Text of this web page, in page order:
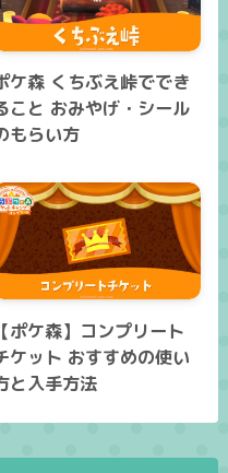
ケ森 くちぶえ峠ででき
こと おみやげ・シール
もらい方
【ポケ森】コンプリート
ケット おすすめの使い
と入手方法